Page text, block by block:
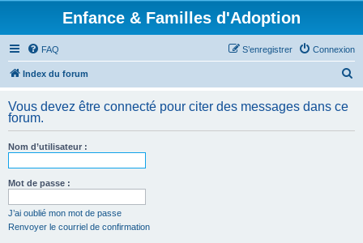
Enfance & Familles d'Adoption
FAQ Connexion
S’enregistrer
Index du forum
h
Vous devez être connecté pour citer des messages dans ce
forum.
Nom d’utilisateur :
Mot de passe :
J’ai oublié mon mot de passe
Renvoyer le courriel de confirmation